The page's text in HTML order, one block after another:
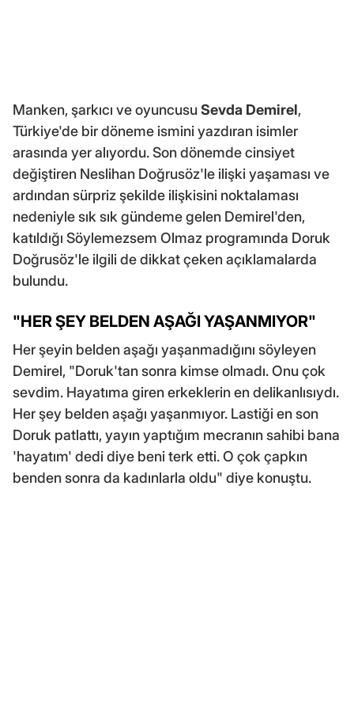
Manken, şarkıcı ve oyuncusuSevda Demirel,
Türkiye'de bir döneme ismini yazdıran isimler
arasında yer alıyordu. Son dönemde cinsiyet
değiştiren Neslihan Doğrusöz'le ilişki yaşaması ve
ardından sürpriz şekilde ilişkisini noktalaması
nedeniyle sık sık gündeme gelen Demirel'den,
katıldığı Söylemezsem Olmaz programında Doruk
Doğrusöz'le ilgili de dikkat çeken açıklamalarda
bulundu.
"HER ŞEY BELDEN AŞAĞI YAŞANMIYOR"
Her şeyin belden aşağı yaşanmadığını söyleyen
Demirel, "Doruk'tan sonra kimse olmadı. Onu çok
sevdim. Hayatıma giren erkeklerin en delikanlısıydı.
Her şey belden aşağı yaşanmıyor. Lastiği en son
Doruk patlattı, yayın yaptığım mecranın sahibi bana
'hayatım' dedi diye beni terk etti. O çok çapkın
benden sonra da kadınlarla oldu" diye konuştu.